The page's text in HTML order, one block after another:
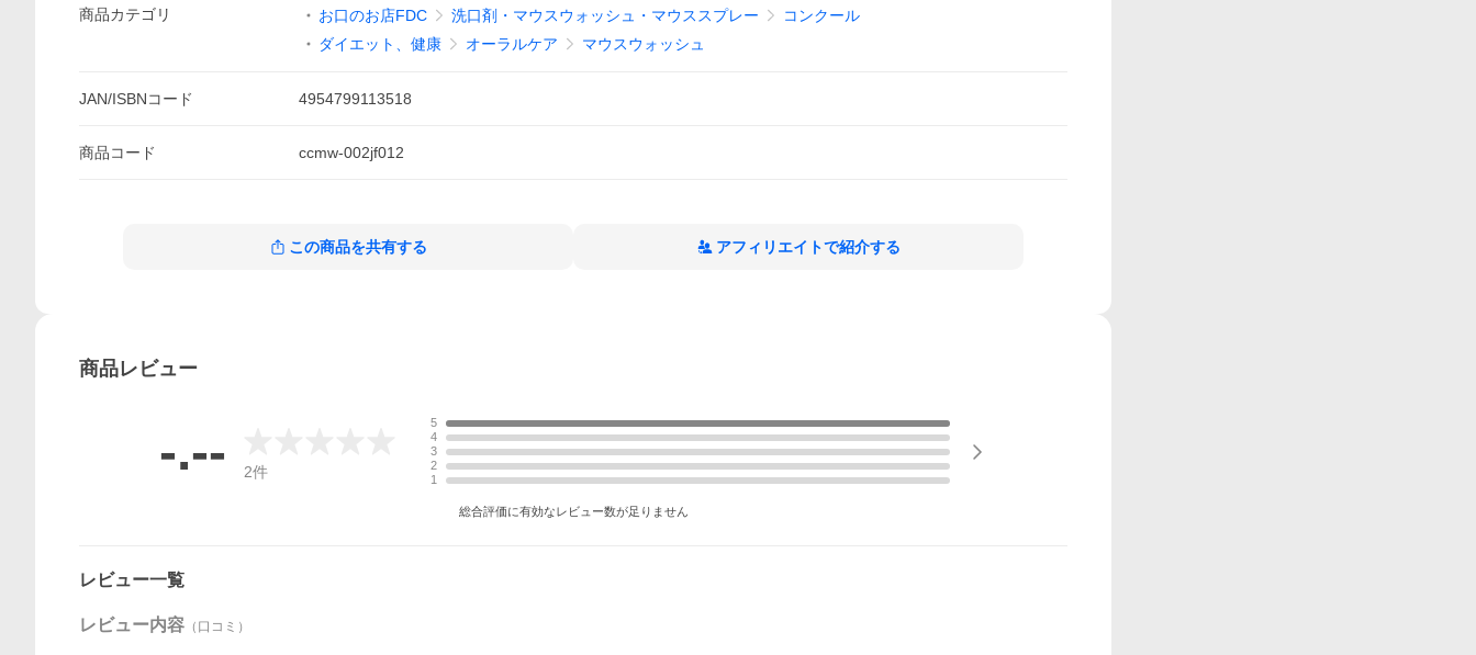
商品カテゴリ お口のお店FDC 洗口剤・マウスウォッシュ・マウススプレー
コンクール
ダイエット、健康
オーラルケア マウスウォッシュ
JAN/ISBNコード 4954799113518
商品コード ccmw-002jf012
この商品を共有する アフィリエイトで紹介する
商品レビュー
-.-- 2件
5
4
3
2
1
総合評価に有効なレビュー数が足りません
レビュー一覧
レビュー内容 （口コミ）